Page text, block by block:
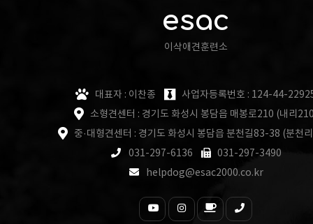
esac
이삭애견훈련소
대표자 : 이찬종
사업자등록번호 : 124-44-
소형견센터 : 경기도 화성시 봉담읍 매봉로210 (내리
중·대형견센터 : 경기도 화성시 봉담읍 분천길83-38 (분천
031-297-6136
031-297-3490
helpdog@esac2000.co.kr